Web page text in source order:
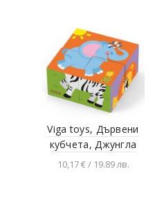
Viga toys, Дървени
кубчета, Джунгла
10,17 € / 19.89 лв.